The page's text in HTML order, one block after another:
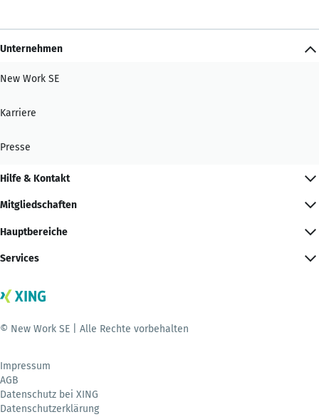
Unternehmen
New Work SE
Karriere
Presse
Hilfe & Kontakt
Mitgliedschaften
Hauptbereiche
Services
© New Work SE | Alle Rechte vorbehalten
Impressum
AGB
Datenschutz bei XING
Datenschutzerklärung